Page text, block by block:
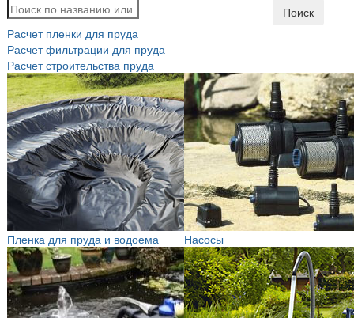
Поиск
Расчет пленки для пруда
Расчет фильтрации для пруда
Расчет строительства пруда
Пленка для пруда и водоема Насосы